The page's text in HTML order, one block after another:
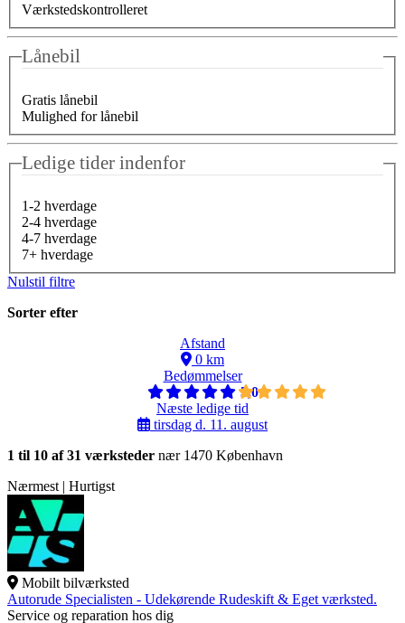
Værkstedskontrolleret
Lånebil
Gratis lånebil
Mulighed for lånebil
Ledige tider indenfor
1-2 hverdage
2-4 hverdage
4-7 hverdage
7+ hverdage
Nulstil filtre
Sorter efter
Afstand
0 km
Bedømmelser
5,0
Næste ledige tid
tirsdag d. 11. august
1 til 10 af 31 værksteder nær 1470 København
Nærmest | Hurtigst
Mobilt bilværksted
Autorude Specialisten - Udekørende Rudeskift & Eget værksted.
Service og reparation hos dig